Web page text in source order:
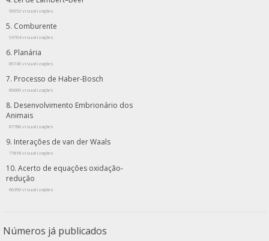
96952 visualizações
Comburente
93764 visualizações
Planária
89745 visualizações
Processo de Haber-Bosch
89009 visualizações
Desenvolvimento Embrionário dos
Animais
87786 visualizações
Interações de van der Waals
77818 visualizações
Acerto de equações oxidação-
redução
66390 visualizações
Números já publicados